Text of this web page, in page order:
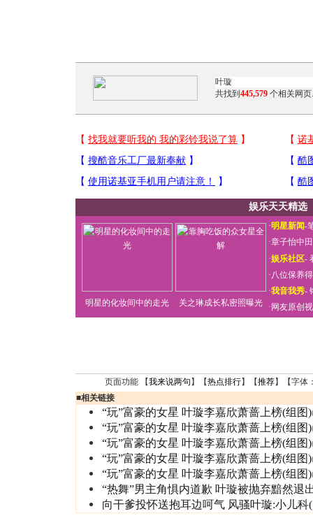
共找到 445,579 个相关网页.
娱乐天天精选
明星的化妆间中的走光 关之琳成长私密照曝光
·明星新闻-
·章子怡中
·娱乐社区-
·八位保养
·我音我秀-
· 网友原创
页面功能 【我来说两句 】【热点排行】【推荐】【字体
■相关链接
“玩”富豪的女星 叶璇李嘉欣萧蔷上榜(组图)
“玩”富豪的女星 叶璇李嘉欣萧蔷上榜(组图)
“玩”富豪的女星 叶璇李嘉欣萧蔷上榜(组图)
“玩”富豪的女星 叶璇李嘉欣萧蔷上榜(组图)
“玩”富豪的女星 叶璇李嘉欣萧蔷上榜(组图)
“热舞”男主角惧内道歉 叶璇被抛弃黯然退
向干爹投怀送抱耳边呵气 风骚叶璇:小儿科